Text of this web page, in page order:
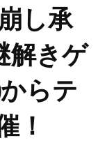
し承
解きゲ
らテ
！